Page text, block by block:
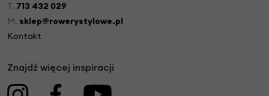
T. 713 432 029
M. sklep@rowerystylowe.pl
Kontakt
Znajdź więcej inspiracji